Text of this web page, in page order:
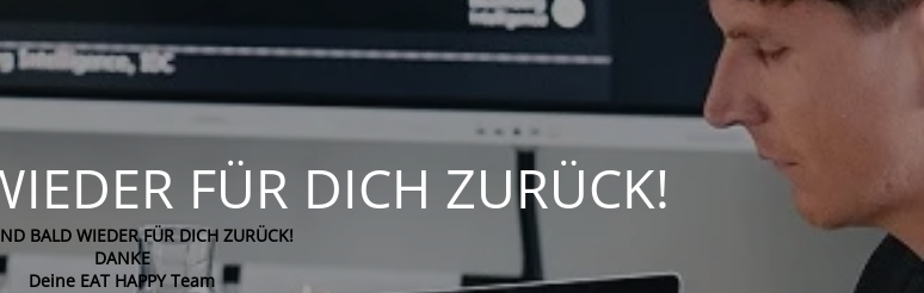
FÜR DICH ZURÜCK!
BALD WIEDER FÜR DICH ZURÜCK!
DANKE
Deine EAT HAPPY Team